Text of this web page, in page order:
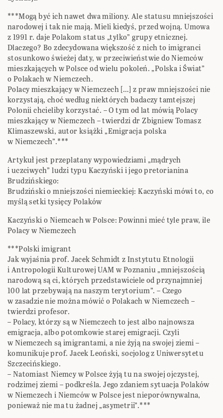
***Mogą być ich nawet dwa miliony. Ale statusu mniejszości
narodowej i tak nie mają. Mieli kiedyś, przed wojną. Umowa
z 1991 r. daje Polakom status „tylko” grupy etnicznej.
Dlaczego? Bo zdecydowana większość z nich to imigranci
stosunkowo świeżej daty, w przeciwieństwie do Niemców
mieszkających w Polsce od wielu pokoleń. „Polska i Świat”
o Polakach w Niemczech.
Polacy mieszkający w Niemczech […] z praw mniejszości nie
korzystają, choć według niektórych badaczy tamtejszej
Polonii chcieliby korzystać. – O tym od lat mówią Polacy
mieszkający w Niemczech – twierdzi dr Zbigniew Tomasz
Klimaszewski, autor książki „Emigracja polska
w Niemczech”.***
Artykuł jest przeplatany wypowiedziami „mądrych
i uczciwych” ludzi typu Kaczyński i jego pretorianina
Brudzińskiego:
Brudziński o mniejszości niemieckiej: Kaczyński mówi to, co
myślą setki tysięcy Polaków
Kaczyński o Niemcach w Polsce: Powinni mieć tyle praw, ile
Polacy w Niemczech
***Polski imigrant
Jak wyjaśnia prof. Jacek Schmidt z Instytutu Etnologii
i Antropologii Kulturowej UAM w Poznaniu „mniejszością
narodową są ci, których przedstawiciele od przynajmniej
100 lat przebywają na naszym terytorium”. – Czego
w zasadzie nie można mówić o Polakach w Niemczech –
twierdzi profesor.
– Polacy, którzy są w Niemczech to jest albo najnowsza
emigracja, albo potomkowie starej emigracji. Czyli
w Niemczech są imigrantami, a nie żyją na swojej ziemi –
komunikuje prof. Jacek Leoński, socjolog z Uniwersytetu
Szczecińskiego.
– Natomiast Niemcy w Polsce żyją tu na swojej ojczystej,
rodzimej ziemi – podkreśla. Jego zdaniem sytuacja Polaków
w Niemczech i Niemców w Polsce jest nieporównywalna,
ponieważ nie ma tu żadnej „asymetrii”.***